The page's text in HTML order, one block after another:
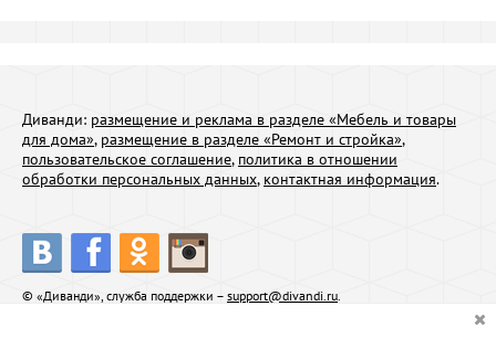
Диванди: размещение и реклама в разделе «Мебель и товары
для дома», размещение в разделе «Ремонт и стройка»,
пользовательское соглашение, политика в отношении
обработки персональных данных, контактная информация.
© «Диванди», служба поддержки – support@divandi.ru.